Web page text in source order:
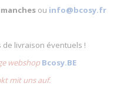
ou info@bcosy.fr
livraison éventuels !
webshopBcosy.BE
mit uns auf.